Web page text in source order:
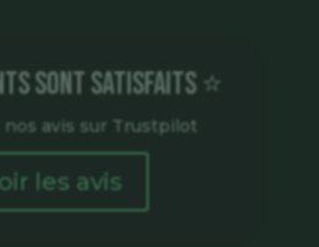
sont satisfaits ⭐
nos avis sur Trustpilot
les avis